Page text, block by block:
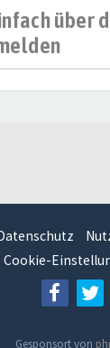
über
Cookie-
Gesponsort von